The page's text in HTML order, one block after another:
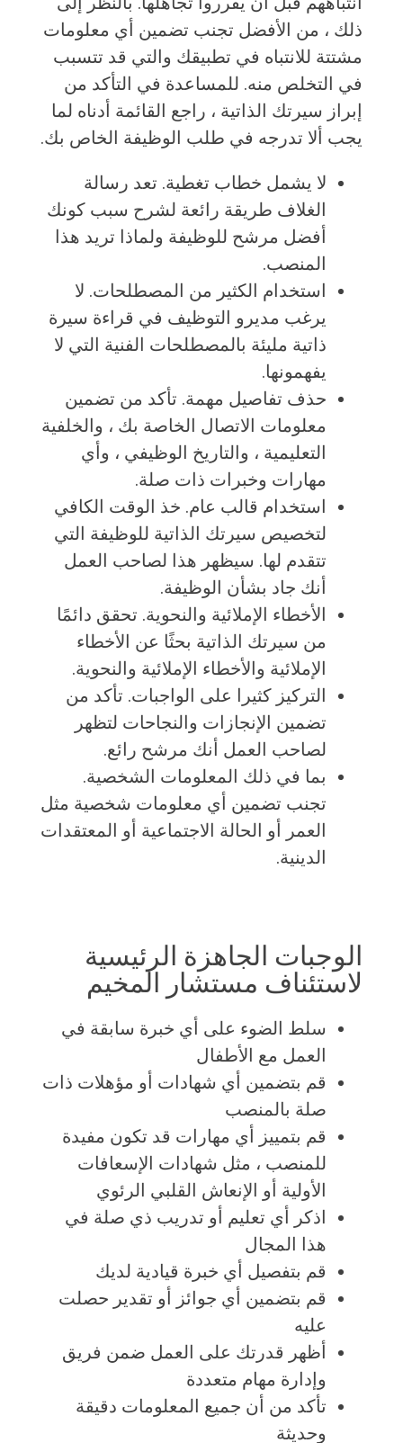
ذلك ، من الأفضل تجنب تضمين أي معلومات
مشتتة للانتباه في تطبيقك والتي قد تتسبب
في التخلص منه. للمساعدة في التأكد من
إبراز سيرتك الذاتية ، راجع القائمة أدناه لما
يجب ألا تدرجه في طلب الوظيفة الخاص بك.
لا يشمل خطاب تغطية. تعد رسالة
الغلاف طريقة رائعة لشرح سبب كونك
أفضل مرشح للوظيفة ولماذا تريد هذا
المنصب.
استخدام الكثير من المصطلحات. لا
يرغب مديرو التوظيف في قراءة سيرة
ذاتية مليئة بالمصطلحات الفنية التي لا
يفهمونها.
حذف تفاصيل مهمة. تأكد من تضمين
معلومات الاتصال الخاصة بك ، والخلفية
التعليمية ، والتاريخ الوظيفي ، وأي
مهارات وخبرات ذات صلة.
استخدام قالب عام. خذ الوقت الكافي
لتخصيص سيرتك الذاتية للوظيفة التي
تتقدم لها. سيظهر هذا لصاحب العمل
أنك جاد بشأن الوظيفة.
الأخطاء الإملائية والنحوية. تحقق دائمًا
من سيرتك الذاتية بحثًا عن الأخطاء
الإملائية والأخطاء الإملائية والنحوية.
التركيز كثيرا على الواجبات. تأكد من
تضمين الإنجازات والنجاحات لتظهر
لصاحب العمل أنك مرشح رائع.
بما في ذلك المعلومات الشخصية.
تجنب تضمين أي معلومات شخصية مثل
العمر أو الحالة الاجتماعية أو المعتقدات
الدينية.
الوجبات الجاهزة الرئيسية
لاستئناف مستشار المخيم
سلط الضوء على أي خبرة سابقة في
العمل مع الأطفال
قم بتضمين أي شهادات أو مؤهلات ذات
صلة بالمنصب
قم بتمييز أي مهارات قد تكون مفيدة
للمنصب ، مثل شهادات الإسعافات
الأولية أو الإنعاش القلبي الرئوي
اذكر أي تعليم أو تدريب ذي صلة في
هذا المجال
قم بتفصيل أي خبرة قيادية لديك
قم بتضمين أي جوائز أو تقدير حصلت
عليه
أظهر قدرتك على العمل ضمن فريق
وإدارة مهام متعددة
تأكد من أن جميع المعلومات دقيقة
وحديثة